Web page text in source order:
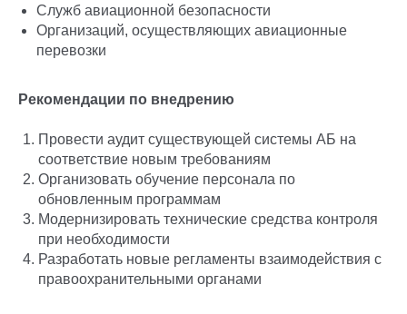
Служб авиационной безопасности
Организаций, осуществляющих авиационные
перевозки
Рекомендации по внедрению
Провести аудит существующей системы АБ на
соответствие новым требованиям
Организовать обучение персонала по
обновленным программам
Модернизировать технические средства контроля
при необходимости
Разработать новые регламенты взаимодействия с
правоохранительными органами